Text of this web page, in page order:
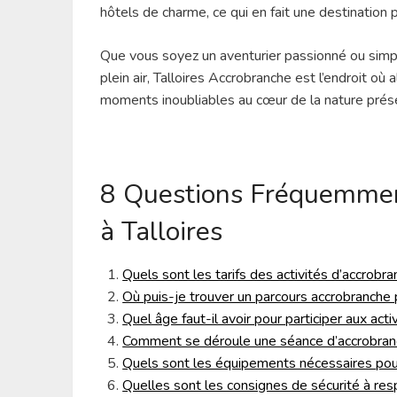
hôtels de charme, ce qui en fait une destination
Que vous soyez un aventurier passionné ou
plein air, Talloires Accrobranche est l’endroit
moments inoubliables au cœur de la nature
8 Questions
à Talloires
Quels sont les tarifs des activités
Où puis-je trouver un parcours accrobranche
Quel âge faut-il avoir pour participer aux
Comment se déroule une séance
Quels sont les équipements nécessaires
Quelles sont les consignes de sécurité à